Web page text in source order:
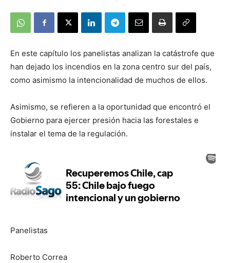
En este capítulo los panelistas analizan la catástrofe que
han dejado los incendios en la zona centro sur del país,
como asimismo la intencionalidad de muchos de ellos.
Asimismo, se refieren a la oportunidad que encontró el
Gobierno para ejercer presión hacia las forestales e
instalar el tema de la regulación.
Panelistas
Roberto Correa